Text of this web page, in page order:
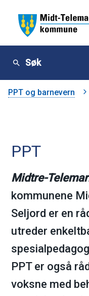
M
d
T
e
l
e
a
r
Søk
Du
PPT og barnevern
PPT
Midtre-
kommunene
Seljord er en
utreder
PPT er også
voksne med